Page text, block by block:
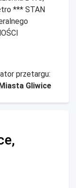
*** STAN
przetargu:
Gliwice